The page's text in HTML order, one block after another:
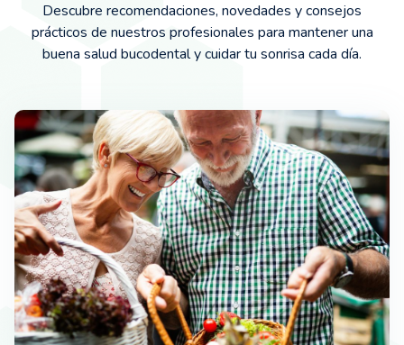
Descubre recomendaciones, novedades y consejos
prácticos de nuestros profesionales para mantener una
buena salud bucodental y cuidar tu sonrisa cada día.